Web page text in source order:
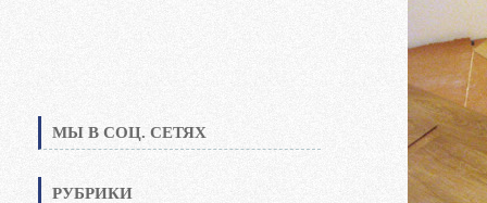
МЫ В СОЦ. СЕТЯХ
РУБРИКИ